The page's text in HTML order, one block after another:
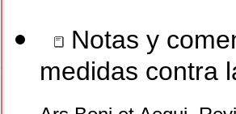
Notas y
medidas contra